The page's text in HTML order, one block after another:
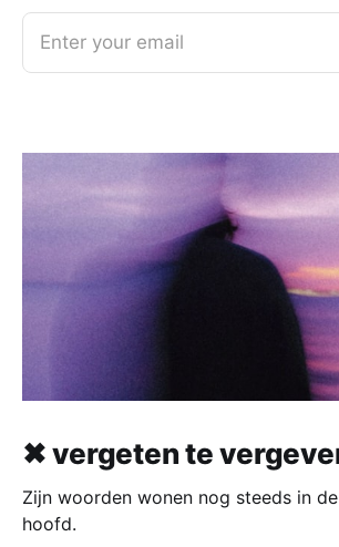
Enter your email
✖ vergeten te
Zijn woorden wonen nog steeds in
hoofd.